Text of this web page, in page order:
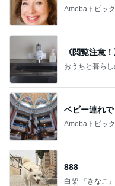
Amebaトピッ
《閲覧注意
おうちと暮ら
ベビー連れ
Amebaトピッ
888
白柴 『きなこ